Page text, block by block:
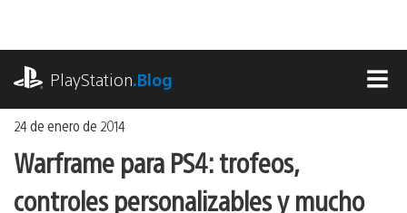
contenido
PlayStation.Blog
24 de enero de 2014
Warframe para PS4: trofeos,
controles personalizables y mucho